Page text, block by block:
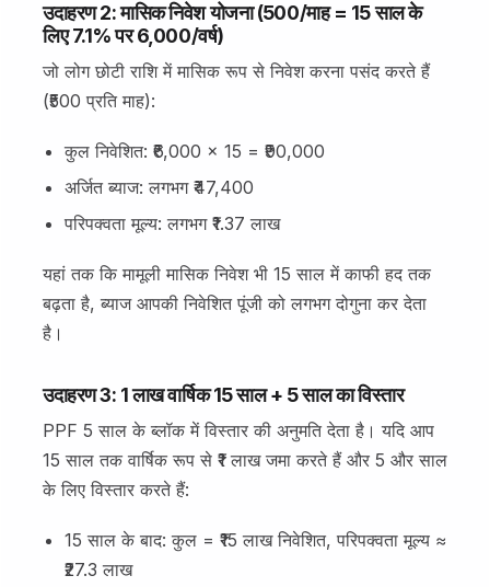
उदाहरण 2: मासिक निवेश योजना (₹500/माह = 15 साल के
लिए 7.1% पर ₹6,000/वर्ष)
जो लोग छोटी राशि में मासिक रूप से निवेश करना पसंद करते हैं
(₹500 प्रति माह):
कुल निवेशित: ₹6,000 × 15 = ₹90,000
अर्जित ब्याज: लगभग ₹47,400
परिपक्वता मूल्य: लगभग ₹1.37 लाख
यहां तक कि मामूली मासिक निवेश भी 15 साल में काफी हद तक
बढ़ता है, ब्याज आपकी निवेशित पूंजी को लगभग दोगुना कर देता
है।
उदाहरण 3: ₹1 लाख वार्षिक 15 साल + 5 साल का विस्तार
PPF 5 साल के ब्लॉक में विस्तार की अनुमति देता है। यदि आप
15 साल तक वार्षिक रूप से ₹1 लाख जमा करते हैं और 5 और साल
के लिए विस्तार करते हैं:
15 साल के बाद: कुल = ₹15 लाख निवेशित, परिपक्वता मूल्य ≈
₹27.3 लाख